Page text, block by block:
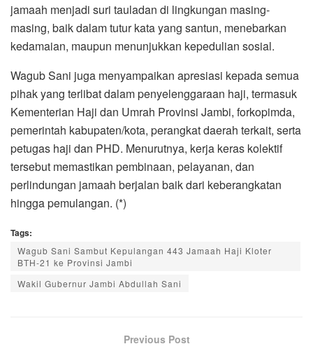
jamaah menjadi suri tauladan di lingkungan masing-
masing, baik dalam tutur kata yang santun, menebarkan
kedamaian, maupun menunjukkan kepedulian sosial.
Wagub Sani juga menyampaikan apresiasi kepada semua
pihak yang terlibat dalam penyelenggaraan haji, termasuk
Kementerian Haji dan Umrah Provinsi Jambi, forkopimda,
pemerintah kabupaten/kota, perangkat daerah terkait, serta
petugas haji dan PHD. Menurutnya, kerja keras kolektif
tersebut memastikan pembinaan, pelayanan, dan
perlindungan jamaah berjalan baik dari keberangkatan
hingga pemulangan. (*)
Tags:
Wagub Sani Sambut Kepulangan 443 Jamaah Haji Kloter
BTH-21 ke Provinsi Jambi
Wakil Gubernur Jambi Abdullah Sani
Previous Post